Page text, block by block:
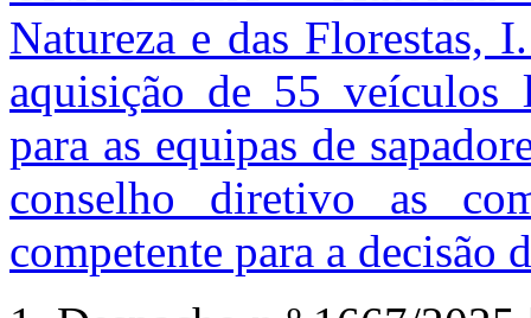
Natureza e das Florestas,
aquisição de 55 veículos
para as equipas de
conselho diretivo as
competente para a decisão